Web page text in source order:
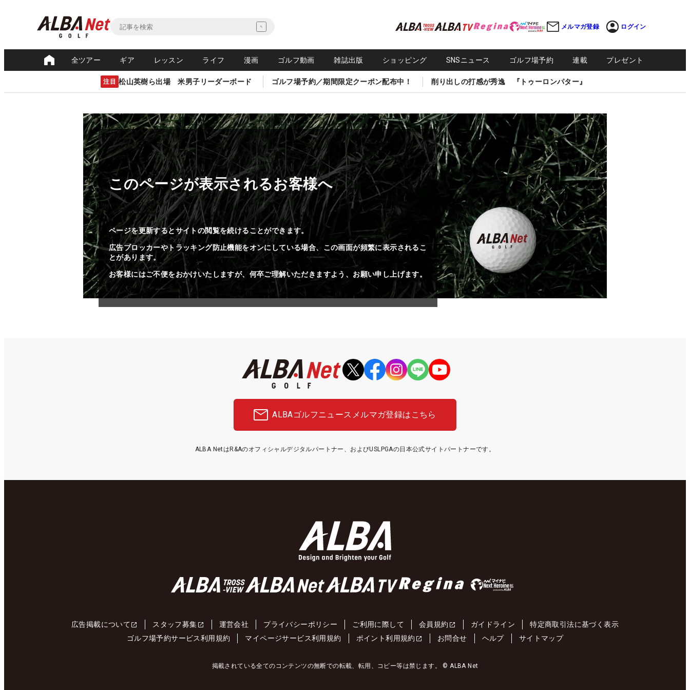
メルマガ登録 ログイン
全ツアー ギア レッスン ライフ 漫画 ゴルフ動画 雑誌出版 ショッピング SNSニュース ゴルフ場予約 連載 プレゼント
注目 松山英樹ら出場 米男子リーダーボード ゴルフ場予約／期間限定クーポン配布中！ 削り出しの打感が秀逸 『トゥーロンパター』
このページが表示されるお客様へ
ページを更新するとサイトの閲覧を続けることができます。
広告ブロッカーやトラッキング防止機能をオンにしている場合、この画面が頻繁に表示されるこ
とがあります。
お客様にはご不便をおかけいたしますが、何卒ご理解いただきますよう、お願い申し上げます。
ALBAゴルフニュース メルマガ登録はこちら
ALBA NetはR&Aのオフィシャルデジタルパートナー、およびUSLPGAの日本公式サイトパートナーです。
広告掲載について スタッフ募集 運営会社 プライバシーポリシー ご利用に際して 会員規約 ガイドライン
特定商取引法に基づく表示
ゴルフ場予約サービス利用規約
マイページサービス利用規約 ポイント利用規約 お問合せ ヘルプ サイトマップ
掲載されている全てのコンテンツの無断での転載、転用、コピー等は禁じます。 © ALBA Net